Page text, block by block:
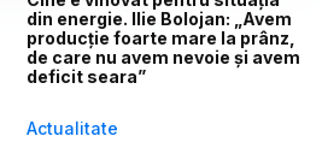
din energie. Ilie Bolojan: „Avem
producție foarte mare la prânz,
de care nu avem nevoie și avem
deficit seara”
Actualitate